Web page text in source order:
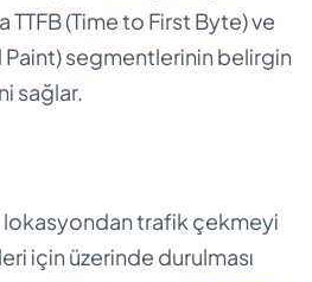
TTFB (Time to First Byte) ve
segmentlerinin belirgin
sağlar.
lokasyondan trafik çekmeyi
için üzerinde durulması